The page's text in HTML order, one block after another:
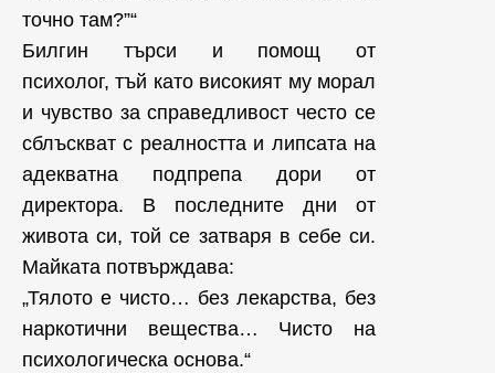
точно там?”“
Билгин търси и помощ от
психолог, тъй като висoкият му морал
и чувство за справедливост често се
сблъскват с реалността и липсата на
адекватна подпрепа дори от
директора. В последните дни от
живота си, той се затваря в себе си.
Майката потвърждава:
„Тялото е чисто… без лекарства, без
наркотични вещества… Чисто на
психологическа основа.“